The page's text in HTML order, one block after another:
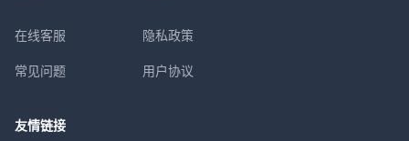
在线客服
常见问题
隐私政策
用户协议
友情链接